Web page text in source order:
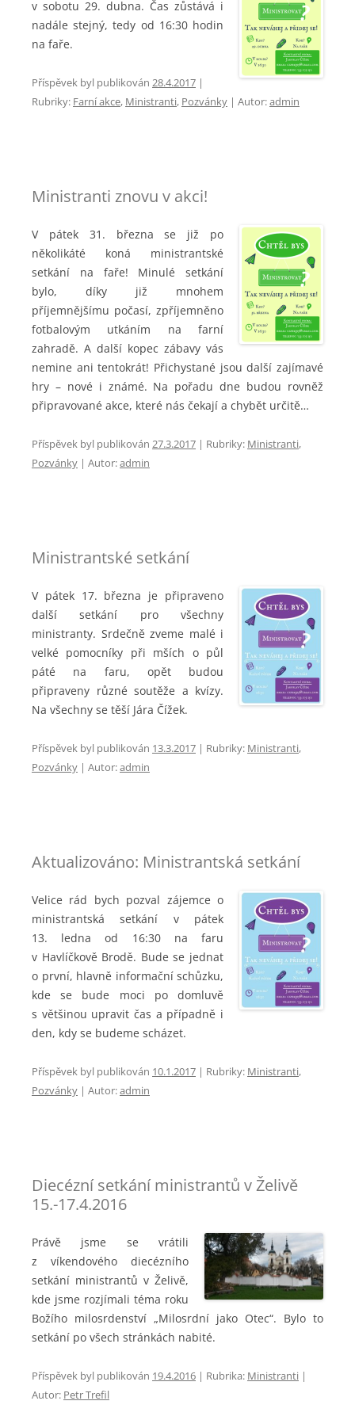
v sobotu 29. dubna. Čas zůstává i
nadále stejný, tedy od 16:30 hodin
na faře.
Příspěvek byl publikován 28.4.2017 |
Rubriky: Farní akce, Ministranti, Pozvánky | Autor:admin
Ministranti znovu v akci!
V pátek 31. března se již po
několikáté koná ministrantské
setkání na faře! Minulé setkání
bylo, díky již mnohem
příjemnějšímu počasí, zpříjemněno
fotbalovým utkáním na farní
zahradě. A další kopec zábavy vás
nemine ani tentokrát! Přichystané jsou další zajímavé
hry – nové i známé. Na pořadu dne budou rovněž
připravované akce, které nás čekají a chybět určitě…
Příspěvek byl publikován 27.3.2017 | Rubriky: Ministranti,
Pozvánky | Autor:admin
Ministrantské setkání
V pátek 17. března je připraveno
další setkání pro všechny
ministranty. Srdečně zveme malé i
velké pomocníky při mších o půl
páté na faru, opět budou
připraveny různé soutěže a kvízy.
Na všechny se těší Jára Čížek.
Příspěvek byl publikován 13.3.2017 | Rubriky: Ministranti,
Pozvánky | Autor:admin
Aktualizováno: Ministrantská setkání
Velice rád bych pozval zájemce o
ministrantská setkání v pátek
13. ledna od 16:30 na faru
v Havlíčkově Brodě. Bude se jednat
o první, hlavně informační schůzku,
kde se bude moci po domluvě
s většinou upravit čas a případně i
den, kdy se budeme scházet.
Příspěvek byl publikován 10.1.2017 | Rubriky: Ministranti,
Pozvánky | Autor:admin
Diecézní setkání ministrantů v Želivě
15.-17.4.2016
Právě jsme se vrátili
z víkendového diecézního
setkání ministrantů v Želivě,
kde jsme rozjímali téma roku
Božího milosrdenství „Milosrdní jako Otec“. Bylo to
setkání po všech stránkách nabité.
Příspěvek byl publikován 19.4.2016 | Rubrika: Ministranti |
Autor: Petr Trefil